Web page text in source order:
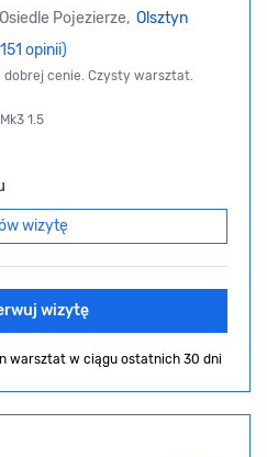
Pojezierze, Olsztyn
opinii)
dobrej cenie. Czysty warsztat.
1.5
wizytę
wizytę
warsztat w ciągu ostatnich 30 dni